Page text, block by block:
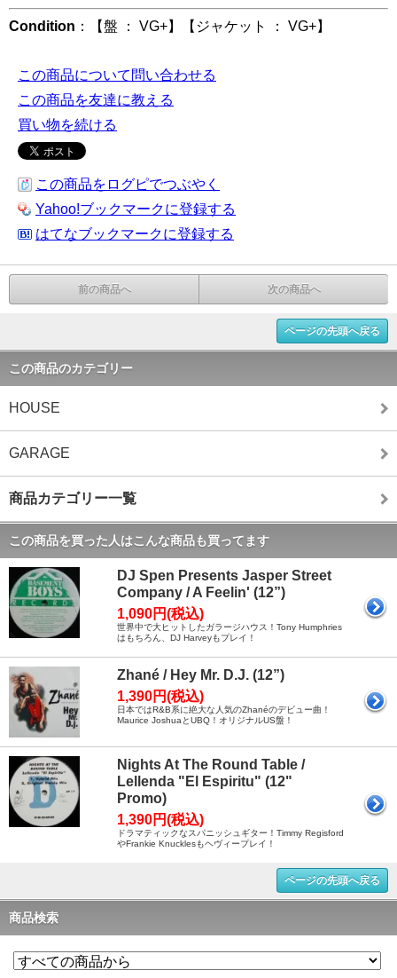
Condition ：【盤 ： VG+】【ジャケット ： VG+】
この商品について問い合わせる
この商品を友達に教える
買い物を続ける
この商品をログピでつぶやく
Yahoo!ブックマークに登録する
はてなブックマークに登録する
前の商品へ 次の商品へ
ページの先頭へ戻る
この商品のカテゴリー
HOUSE
GARAGE
商品カテゴリー一覧
この商品を買った人はこんな商品も買ってます
DJ Spen Presents Jasper Street
Company / A Feelin' (12”)
1,090円(税込)
世界中で大ヒットしたガラージハウス！Tony Humphries
はもちろん、DJ Harveyもプレイ！
Zhané / Hey Mr. D.J. (12”)
1,390円(税込)
日本ではR&B系に絶大な人気のZhanéのデビュー曲！
Maurice JoshuaとUBQ！オリジナルUS盤！
Nights At The Round Table /
Lellenda "El Espiritu" (12"
Promo)
1,390円(税込)
ドラマティックなスパニッシュギター！Timmy Regisford
やFrankie Knucklesもヘヴィープレイ！
ページの先頭へ戻る
商品検索